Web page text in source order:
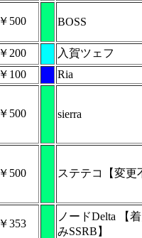
￥500 BOSS
￥200
入賀ツェフ
￥100 Ria
￥500 sierra
￥500 ステテコ【変更
￥353
ノードDelta 【
みSSRB】